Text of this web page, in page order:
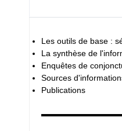
Les outils de base :
La synthèse de
Enquêtes de
Sources
Publications